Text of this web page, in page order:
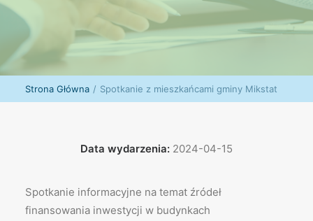
Kontakt
Wyszukiwanie
Strona Główna Spotkanie z mieszkańcami gminy Mikstat
Data wydarzenia: 2024-04-15
Spotkanie informacyjne na temat źródeł
finansowania inwestycji w budynkach